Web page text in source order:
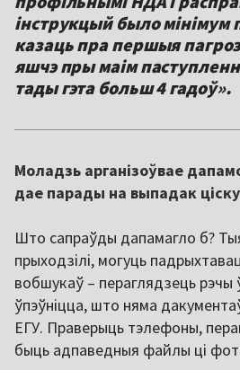
інструкцый было мінімум
казаць пра першыя
яшчэ пры маім
тады гэта больш 4 гадоў».
Моладзь арганізоўвае
дае парады на выпадак ціску
Што сапраўды дапамагло б?
прыходзілі, могуць
вобшукаў – пераглядзець рэчы
ўпэўніцца, што няма
ЕГУ. Праверыць тэлефоны,
быць адпаведныя файлы ці